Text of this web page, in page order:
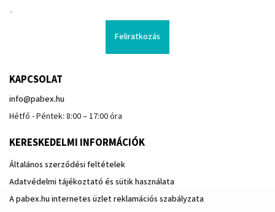
.
Feliratkozás
KAPCSOLAT
info@pabex.hu
Hétfő - Péntek: 8:00 – 17:00 óra
KERESKEDELMI INFORMÁCIÓK
Általános szerződési feltételek
Adatvédelmi tájékoztató és sütik használata
A pabex.hu internetes üzlet reklamációs szabályzata